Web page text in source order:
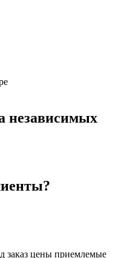
независимых
заказ цены приемлемые